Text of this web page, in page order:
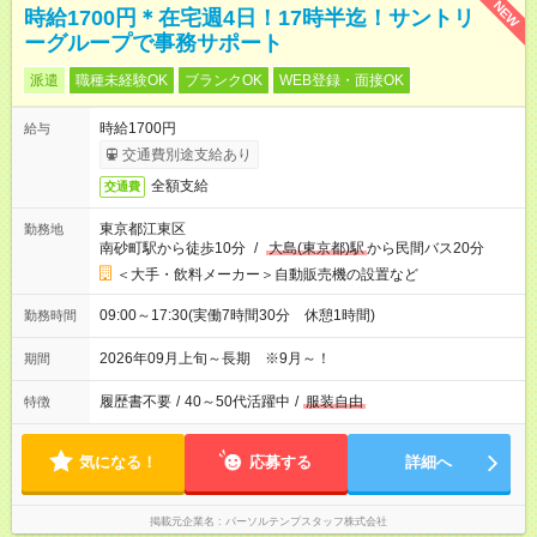
NEW
時給1700円＊在宅週4日！17時半迄！サントリ
ーグループで事務サポート
派遣 職種未経験OK ブランクOK WEB登録・面接OK
給与
時給1700円
交通費別途支給あり
交通費 全額支給
勤務地
東京都江東区
南砂町駅から徒歩10分 / 大島(東京都)駅から民間バス20分
＜大手・飲料メーカー＞自動販売機の設置など
勤務時間 09:00～17:30(実働7時間30分 休憩1時間)
期間 2026年09月上旬～長期 ※9月～！
特徴 履歴書不要 / 40～50代活躍中 / 服装自由
気になる！ 応募する 詳細へ
掲載元企業名 パーソルテンプスタッフ株式会社